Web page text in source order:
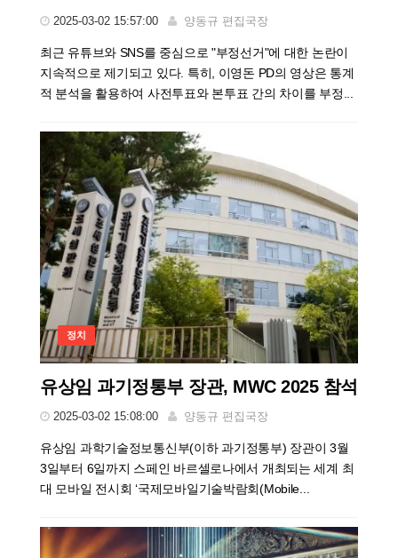
2025-03-02 15:57:00 양동규 편집국장
최근 유튜브와 SNS를 중심으로 "부정선거"에 대한 논란이
지속적으로 제기되고 있다. 특히, 이영돈 PD의 영상은 통계
적 분석을 활용하여 사전투표와 본투표 간의 차이를 부정...
정치
유상임 과기정통부 장관, MWC 2025 참석
2025-03-02 15:08:00 양동규 편집국장
유상임 과학기술정보통신부(이하 과기정통부) 장관이 3월
3일부터 6일까지 스페인 바르셀로나에서 개최되는 세계 최
대 모바일 전시회 ‘국제모바일기술박람회(Mobile...